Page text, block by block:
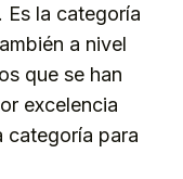
Es la categoría
a nivel
que se han
excelencia
categoría para